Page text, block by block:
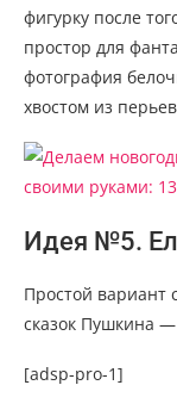
фигурку после
простор для
фотография
хвостом из
Идея №5.
Простой вариант
сказок Пушкина —
[adsp-pro-1]